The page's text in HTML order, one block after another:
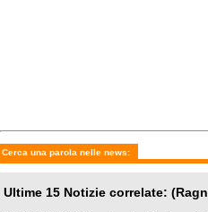
Cerca una parola nelle news:
Ultime 15 Notizie correlate: